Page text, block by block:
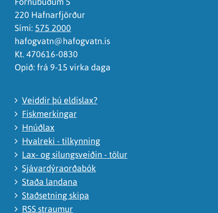
220 Hafnarfjörður
Sími: 575 2000
hafogvatn@hafogvatn.is
Kt. 470616-0830
Opið: frá 9-15 virka daga
Veiddir þú eldislax?
Fiskmerkingar
Hnúðlax
Hvalreki - tilkynning
Lax- og silungsveiðin - tölur
Sjávardýraorðabók
Staða landana
Staðsetning skipa
RSS straumur